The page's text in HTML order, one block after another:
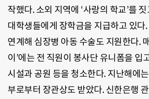
작했다. 소외 지역에 ‘사랑의 학교’를
대학생들에게 장학금을 지급하고 있다
연계해 심장병 아동 수술도 지원한다.
이’에는 전 직원이 봉사단 유니폼을 입
시설과 공원 등을 청소한다. 지난해에
부로부터 장관상도 받았다. 신한은행